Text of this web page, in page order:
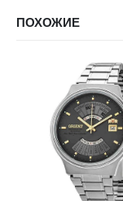
ПОХОЖИЕ